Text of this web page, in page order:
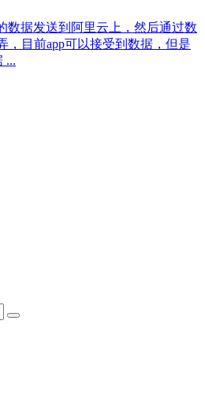
数据发送到阿里云上，然后通过数
，目前app可以接受到数据，但是
...